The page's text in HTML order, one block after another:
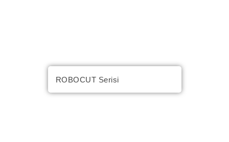
ROBOCUT Serisi